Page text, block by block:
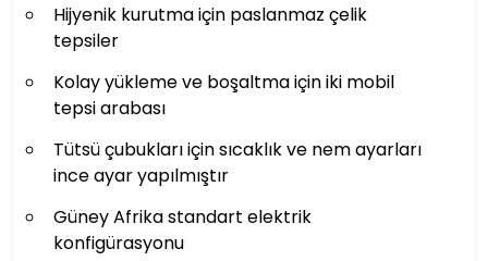
Hijyenik kurutma için paslanmaz çelik
tepsiler
Kolay yükleme ve boşaltma için iki mobil
tepsi arabası
Tütsü çubukları için sıcaklık ve nem ayarları
ince ayar yapılmıştır
Güney Afrika standart elektrik
konfigürasyonu